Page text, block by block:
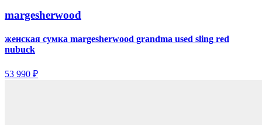
margesherwood
женская сумка margesherwood grandma used sling red
nubuck
53 990 ₽